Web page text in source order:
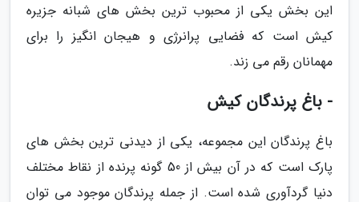
این بخش یکی از محبوب ترین بخش های شبانه جزیره
کیش است که فضایی پرانرژی و هیجان انگیز را برای
مهمانان رقم می زند.
- باغ پرندگان کیش
باغ پرندگان این مجموعه، یکی از دیدنی ترین بخش های
پارک است که در آن بیش از 50 گونه پرنده از نقاط مختلف
دنیا گردآوری شده است. از جمله پرندگان موجود می توان